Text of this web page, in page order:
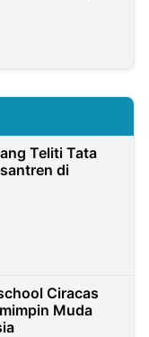
Teliti Tata
di
Ciracas
Muda